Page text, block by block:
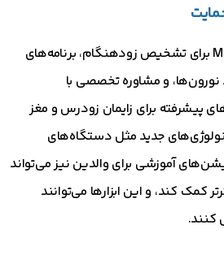
تصویربرداری مغزی مثل MRI برای تشخیص زودهنگام، برنامه‌های
نورون‌ها، و مشاوره تخصصی با
پیشرفته برای زایمان زودرس و مغز
جدید مثل دستگاه‌های
آموزشی برای والدین نیز می‌تواند
کمک کند، و این ابزارها می‌توانند
کنند.